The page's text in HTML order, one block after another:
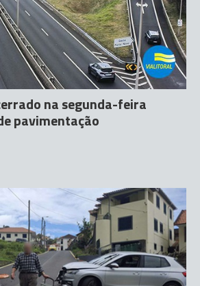
na segunda-feira
pavimentação